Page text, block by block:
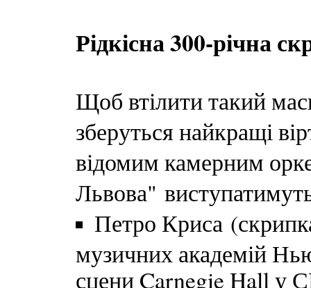
Рідкісна 300-річна
Щоб втілити такий
зберуться найкращі
відомим камерним
Львова"
Петро Криса
музичних академій
сцени Carnegie Hall у